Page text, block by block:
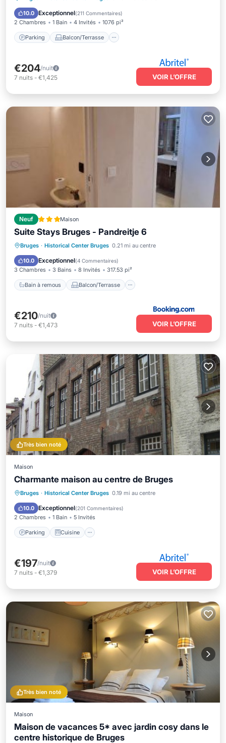
10.0 Exceptionnel(211 Commentaires)
2 Chambres 1 Bain 4 Invités 1076 pi²
Parking Balcon/Terrasse
Internet
€204/nuit
7 nuits - €1,425 VOIR L’OFFRE
Neuf Maison
Suite Stays Bruges - Pandreitje 6
Bruges · Historical Center Bruges 0.21 mi au centre
10.0 Exceptionnel(4 Commentaires)
3 Chambres 3 Bains 8 Invités 317.53 pi²
Bain à remous Balcon/Terrasse
Bain à remous
Balcon/Terrasse
Internet
Adapté aux enfants
€210/nuit
7 nuits - €1,473 VOIR L’OFFRE
Très bien noté
Maison
Charmante maison au centre de Bruges
Bruges · Historical Center Bruges 0.19 mi au centre
10.0 Exceptionnel(201 Commentaires)
2 Chambres 1 Bain 5 Invités
Parking Cuisine
Parking Cuisine
Internet
Adapté aux enfants
€197/nuit
7 nuits - €1,379 VOIR L’OFFRE
Très bien noté
Maison
Maison de vacances 5* avec jardin cosy dans le
centre historique de Bruges